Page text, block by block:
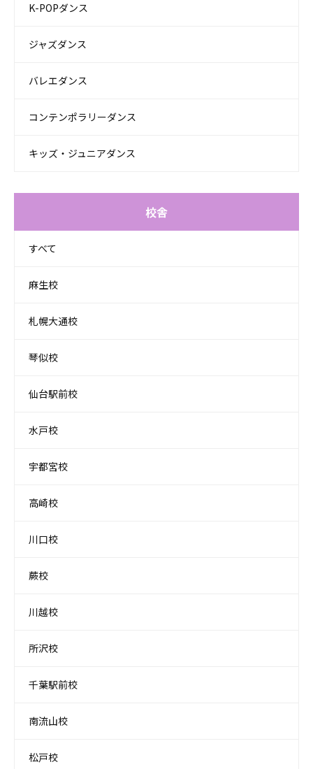
K-POPダンス
ジャズダンス
バレエダンス
コンテンポラリーダンス
キッズ・ジュニアダンス
校舎
すべて
麻生校
札幌大通校
琴似校
仙台駅前校
水戸校
宇都宮校
高崎校
川口校
蕨校
川越校
所沢校
千葉駅前校
南流山校
松戸校